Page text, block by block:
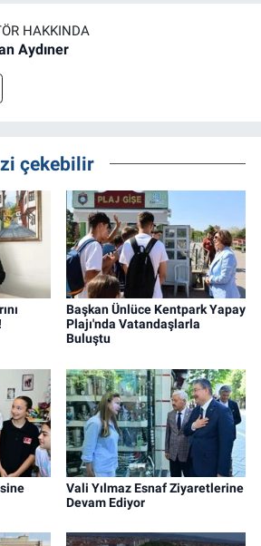
HAKKINDA
Aydıner
çekebilir
Başkan Ünlüce Kentpark Yapay
Plajı'nda Vatandaşlarla
Buluştu
Vali Yılmaz Esnaf Ziyaretlerine
Devam Ediyor